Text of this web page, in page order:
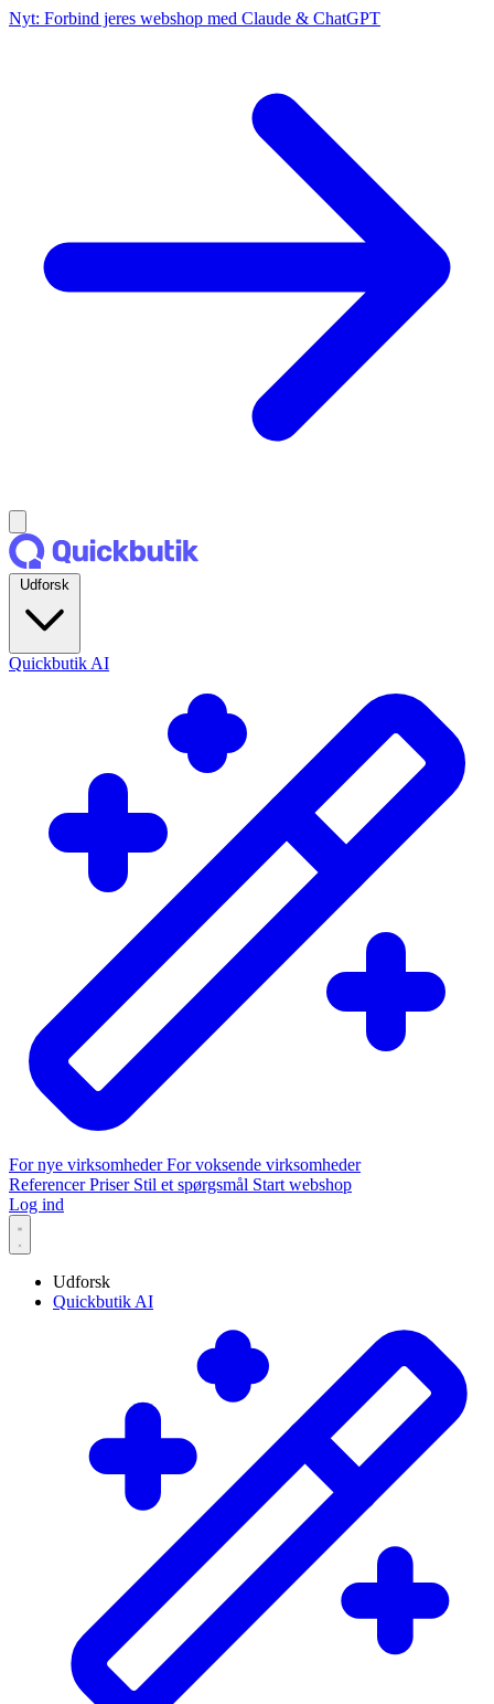
Nyt: Forbind jeres webshop med Claude & ChatGPT
Quickbutik AI
For nye virksomhederFor voksende virksomheder
ReferencerPriser Stil et spørgsmål Start webshop
Log ind
Udforsk
Quickbutik AI